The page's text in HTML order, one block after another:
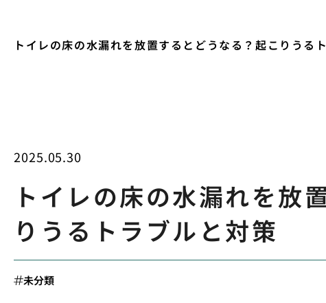
トイレの床の水漏れを放置するとどうなる？起こりうる
2025.05.30
トイレの床の水漏れを放
りうるトラブルと対策
未分類